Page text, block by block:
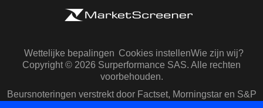
Wettelijke bepalingen Cookies instellenWie zijn wij?
Copyright © 2026 Surperformance SAS. Alle rechten
voorbehouden.
Beursnoteringen verstrekt door Factset, Morningstar en S&P